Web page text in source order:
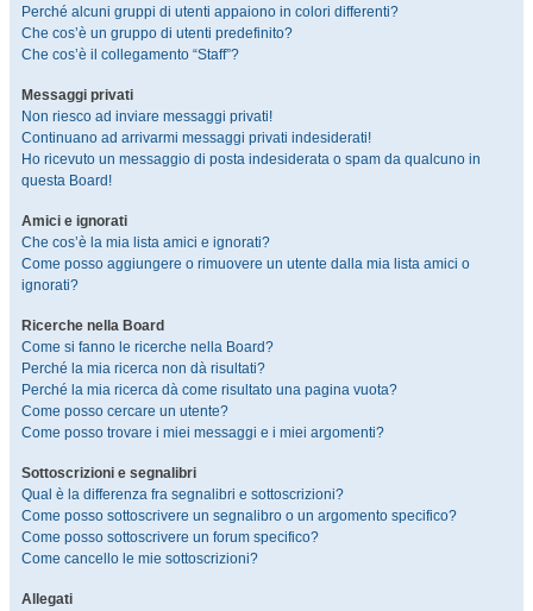
Perché alcuni gruppi di utenti appaiono in colori differenti?
Che cos’è un gruppo di utenti predefinito?
Che cos’è il collegamento “Staff”?
Messaggi privati
Non riesco ad inviare messaggi privati!
Continuano ad arrivarmi messaggi privati indesiderati!
Ho ricevuto un messaggio di posta indesiderata o spam da qualcuno in
questa Board!
Amici e ignorati
Che cos’è la mia lista amici e ignorati?
Come posso aggiungere o rimuovere un utente dalla mia lista amici o
ignorati?
Ricerche nella Board
Come si fanno le ricerche nella Board?
Perché la mia ricerca non dà risultati?
Perché la mia ricerca dà come risultato una pagina vuota?
Come posso cercare un utente?
Come posso trovare i miei messaggi e i miei argomenti?
Sottoscrizioni e segnalibri
Qual è la differenza fra segnalibri e sottoscrizioni?
Come posso sottoscrivere un segnalibro o un argomento specifico?
Come posso sottoscrivere un forum specifico?
Come cancello le mie sottoscrizioni?
Allegati